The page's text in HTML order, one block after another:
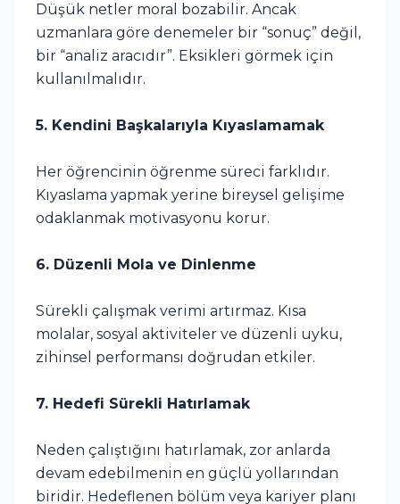
Düşük netler moral bozabilir. Ancak
uzmanlara göre denemeler bir “sonuç” değil,
bir “analiz aracıdır”. Eksikleri görmek için
kullanılmalıdır.
5. Kendini Başkalarıyla Kıyaslamamak
Her öğrencinin öğrenme süreci farklıdır.
Kıyaslama yapmak yerine bireysel gelişime
odaklanmak motivasyonu korur.
6. Düzenli Mola ve Dinlenme
Sürekli çalışmak verimi artırmaz. Kısa
molalar, sosyal aktiviteler ve düzenli uyku,
zihinsel performansı doğrudan etkiler.
7. Hedefi Sürekli Hatırlamak
Neden çalıştığını hatırlamak, zor anlarda
devam edebilmenin en güçlü yollarından
biridir. Hedeflenen bölüm veya kariyer planı